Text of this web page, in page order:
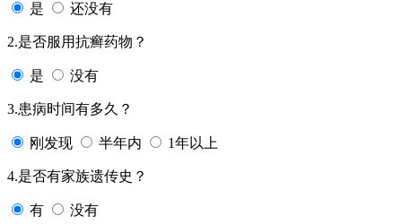
是 还没有
2.是否服用抗癣药物？
是 没有
3.患病时间有多久？
刚发现 半年内 1年以上
4.是否有家族遗传史？
有 没有